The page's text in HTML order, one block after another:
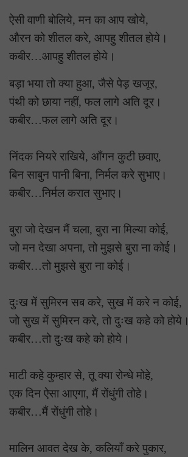
ऐसी वाणी बोलिये, मन का आप खोये,
औरन को शीतल करे, आपहु शीतल होये।
कबीर…आपहु शीतल होये।
बड़ा भया तो क्या हुआ, जैसे पेड़ खजूर,
पंथी को छाया नहीं, फल लागे अति दूर।
कबीर…फल लागे अति दूर।
निंदक नियरे राखिये, आँगन कुटी छवाए,
बिन साबुन पानी बिना, निर्मल करे सुभाए।
कबीर…निर्मल करात सुभाए।
बुरा जो देखन मैं चला, बुरा ना मिल्या कोई,
जो मन देखा अपना, तो मुझसे बुरा ना कोई।
कबीर…तो मुझसे बुरा ना कोई।
दुःख में सुमिरन सब करे, सुख में करे न कोई,
जो सुख में सुमिरन करे, तो दुःख कहे को होये।
कबीर…तो दुःख कहे को होये।
माटी कहे कुम्हार से, तू क्या रोन्धे मोहे,
एक दिन ऐसा आएगा, मैं रोंधुंगी तोहे।
कबीर…मैं रोंधुंगी तोहे।
मालिन आवत देख के, कलियाँ करे पुकार,